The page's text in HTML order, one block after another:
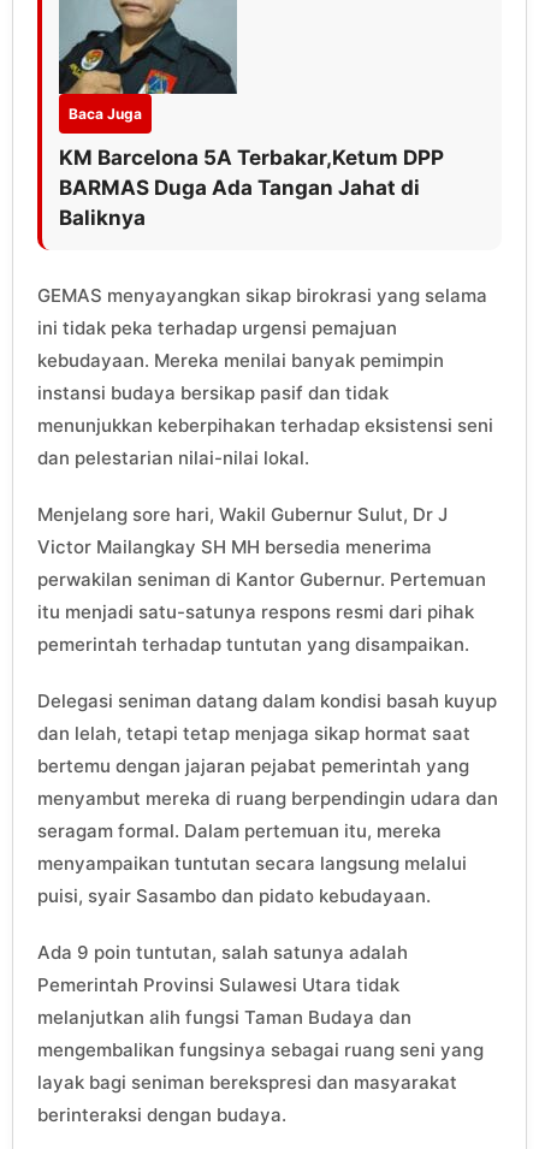
Baca Juga
KM Barcelona 5A Terbakar,Ketum DPP
BARMAS Duga Ada Tangan Jahat di
Baliknya
GEMAS menyayangkan sikap birokrasi yang selama
ini tidak peka terhadap urgensi pemajuan
kebudayaan. Mereka menilai banyak pemimpin
instansi budaya bersikap pasif dan tidak
menunjukkan keberpihakan terhadap eksistensi seni
dan pelestarian nilai-nilai lokal.
Menjelang sore hari, Wakil Gubernur Sulut, Dr J
Victor Mailangkay SH MH bersedia menerima
perwakilan seniman di Kantor Gubernur. Pertemuan
itu menjadi satu-satunya respons resmi dari pihak
pemerintah terhadap tuntutan yang disampaikan.
Delegasi seniman datang dalam kondisi basah kuyup
dan lelah, tetapi tetap menjaga sikap hormat saat
bertemu dengan jajaran pejabat pemerintah yang
menyambut mereka di ruang berpendingin udara dan
seragam formal. Dalam pertemuan itu, mereka
menyampaikan tuntutan secara langsung melalui
puisi, syair Sasambo dan pidato kebudayaan.
Ada 9 poin tuntutan, salah satunya adalah
Pemerintah Provinsi Sulawesi Utara tidak
melanjutkan alih fungsi Taman Budaya dan
mengembalikan fungsinya sebagai ruang seni yang
layak bagi seniman berekspresi dan masyarakat
berinteraksi dengan budaya.